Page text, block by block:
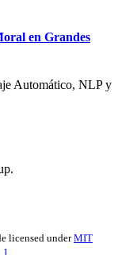
en Grandes
Automático, NLP y
licensed underMIT